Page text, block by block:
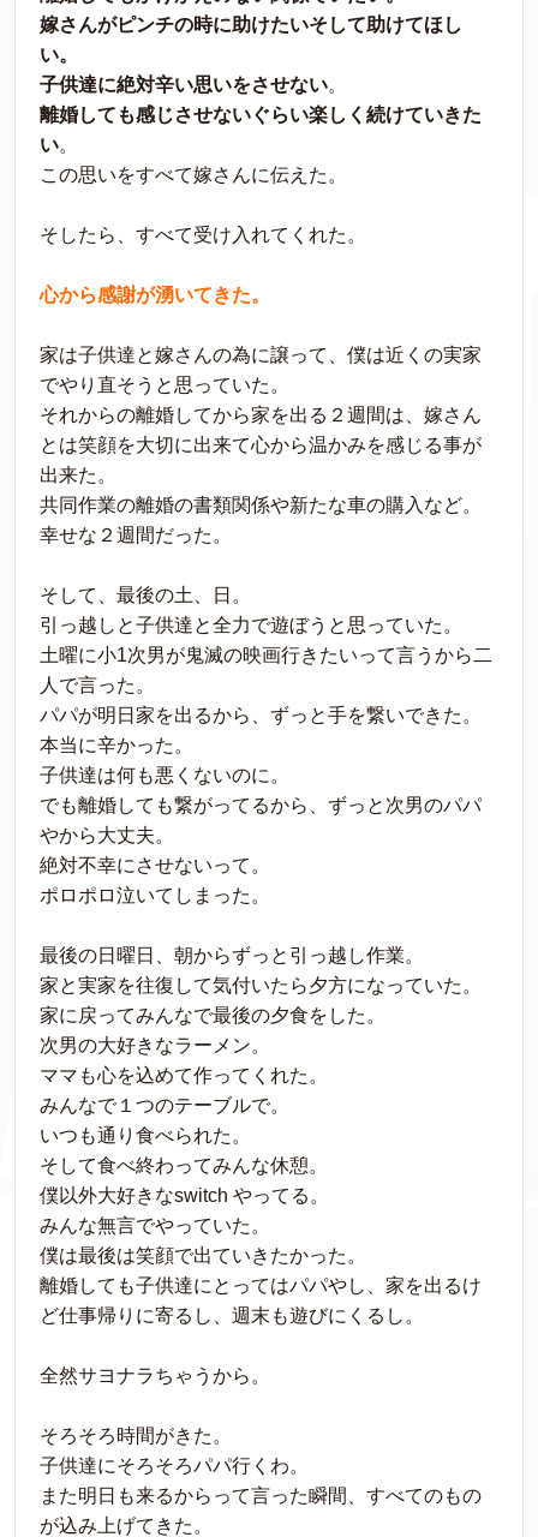
嫁さんがピンチの時に助けたいそして助けてほし
い。
子供達に絶対辛い思いをさせない。
離婚しても感じさせないぐらい楽しく続けていきた
い。
この思いをすべて嫁さんに伝えた。
そしたら、すべて受け入れてくれた。
心から感謝が湧いてきた。
家は子供達と嫁さんの為に譲って、僕は近くの実家
でやり直そうと思っていた。
それからの離婚してから家を出る２週間は、嫁さん
とは笑顔を大切に出来て心から温かみを感じる事が
出来た。
共同作業の離婚の書類関係や新たな車の購入など。
幸せな２週間だった。
そして、最後の土、日。
引っ越しと子供達と全力で遊ぼうと思っていた。
土曜に小1次男が鬼滅の映画行きたいって言うから二
人で言った。
パパが明日家を出るから、ずっと手を繋いできた。
本当に辛かった。
子供達は何も悪くないのに。
でも離婚しても繋がってるから、ずっと次男のパパ
やから大丈夫。
絶対不幸にさせないって。
ポロポロ泣いてしまった。
最後の日曜日、朝からずっと引っ越し作業。
家と実家を往復して気付いたら夕方になっていた。
家に戻ってみんなで最後の夕食をした。
次男の大好きなラーメン。
ママも心を込めて作ってくれた。
みんなで１つのテーブルで。
いつも通り食べられた。
そして食べ終わってみんな休憩。
僕以外大好きなswitch やってる。
みんな無言でやっていた。
僕は最後は笑顔で出ていきたかった。
離婚しても子供達にとってはパパやし、家を出るけ
ど仕事帰りに寄るし、週末も遊びにくるし。
全然サヨナラちゃうから。
そろそろ時間がきた。
子供達にそろそろパパ行くわ。
また明日も来るからって言った瞬間、すべてのもの
が込み上げてきた。